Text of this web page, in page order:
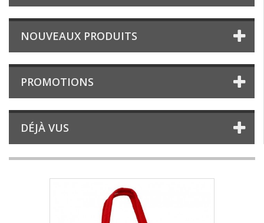
NOUVEAUX PRODUITS
PROMOTIONS
DÉJÀ VUS